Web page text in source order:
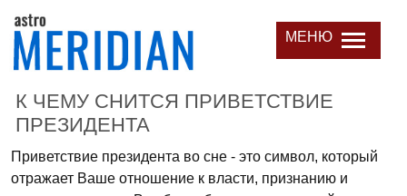
МЕНЮ
К ЧЕМУ СНИТСЯ ПРИВЕТСТВИЕ
ПРЕЗИДЕНТА
Приветствие президента во сне - это символ, который
отражает Ваше отношение к власти, признанию и